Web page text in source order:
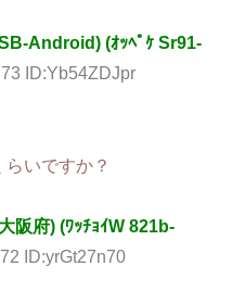
Android) (ｵｯﾍﾟｹ Sr91-
ID:Yb54ZDJpr
いですか？
阪府) (ﾜｯﾁｮｲW 821b-
ID:yrGt27n70